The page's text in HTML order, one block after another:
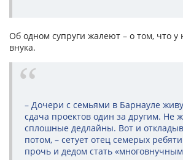
Об одном супруги жалеют – о том, что у
внука.
– Дочери с семьями в Барнауле
сдача проектов один за другим. Не
сплошные дедлайны. Вот и
потом, – сетует отец семерых
прочь и дедом стать